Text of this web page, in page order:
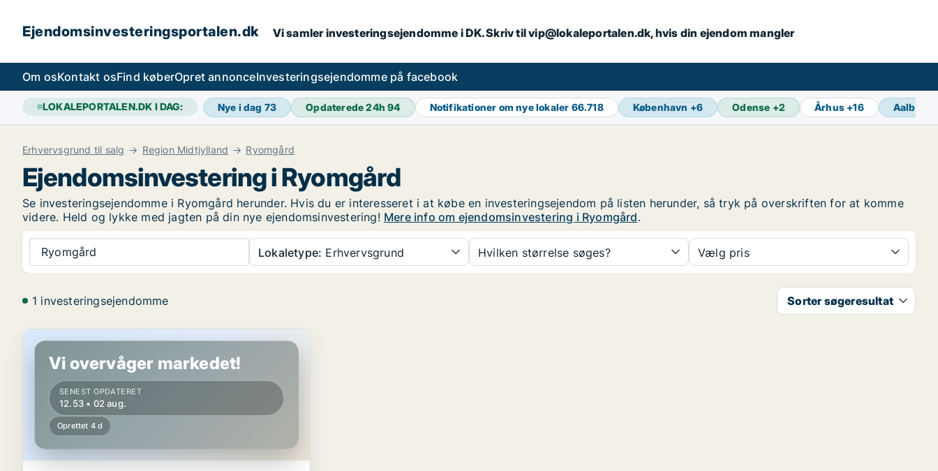
Ejendomsinvesteringsportalen.dk Vi samler investeringsejendomme i DK. Skriv til vip@lokaleportalen.dk, hvis din ejendom mangler
Om osKontakt osFind køberOpret annonceInvesteringsejendomme på facebook
LOKALEPORTALEN.DK I DAG: Nye i dag 73 Opdaterede 24h94 Notifikationer om nye lokaler 66.718 København +6 Odense +2 Århus +16 Aalborg
Erhvervsgrund til salg Region Midtjylland Ryomgård
Ejendomsinvestering i Ryomgård
Se investeringsejendomme i Ryomgård herunder. Hvis du er interesseret i at købe en investeringsejendom på listen herunder, så tryk på overskriften for at komme
videre. Held og lykke med jagten på din nye ejendomsinvestering! Mere info om ejendomsinvestering i Ryomgård.
Ryomgård Lokaletype: Erhvervsgrund Hvilken størrelse søges? Vælg pris
1 investeringsejendomme Sorter søgeresultat
Erhvervsgrund i Ryomgård
Vi overvåger markedet!
SENEST OPDATERET
12.53 • 02 aug.
Oprettet 4 d